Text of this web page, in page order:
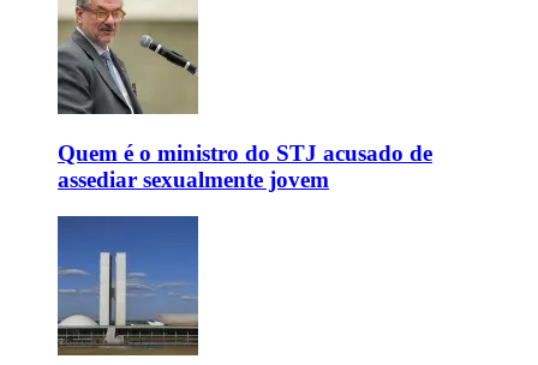
Quem é o ministro do STJ acusado de
assediar sexualmente jovem